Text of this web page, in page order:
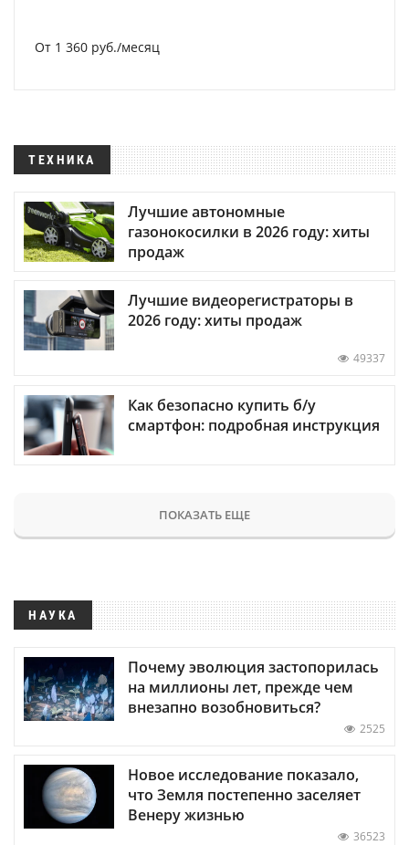
От 1 360 руб./месяц
ТЕХНИКА
Лучшие автономные
газонокосилки в 2026 году: хиты
продаж
Лучшие видеорегистраторы в
2026 году: хиты продаж
49337
Как безопасно купить б/у
смартфон: подробная инструкция
ПОКАЗАТЬ ЕЩЕ
НАУКА
Почему эволюция застопорилась
на миллионы лет, прежде чем
внезапно возобновиться?
2525
Новое исследование показало,
что Земля постепенно заселяет
Венеру жизнью
36523